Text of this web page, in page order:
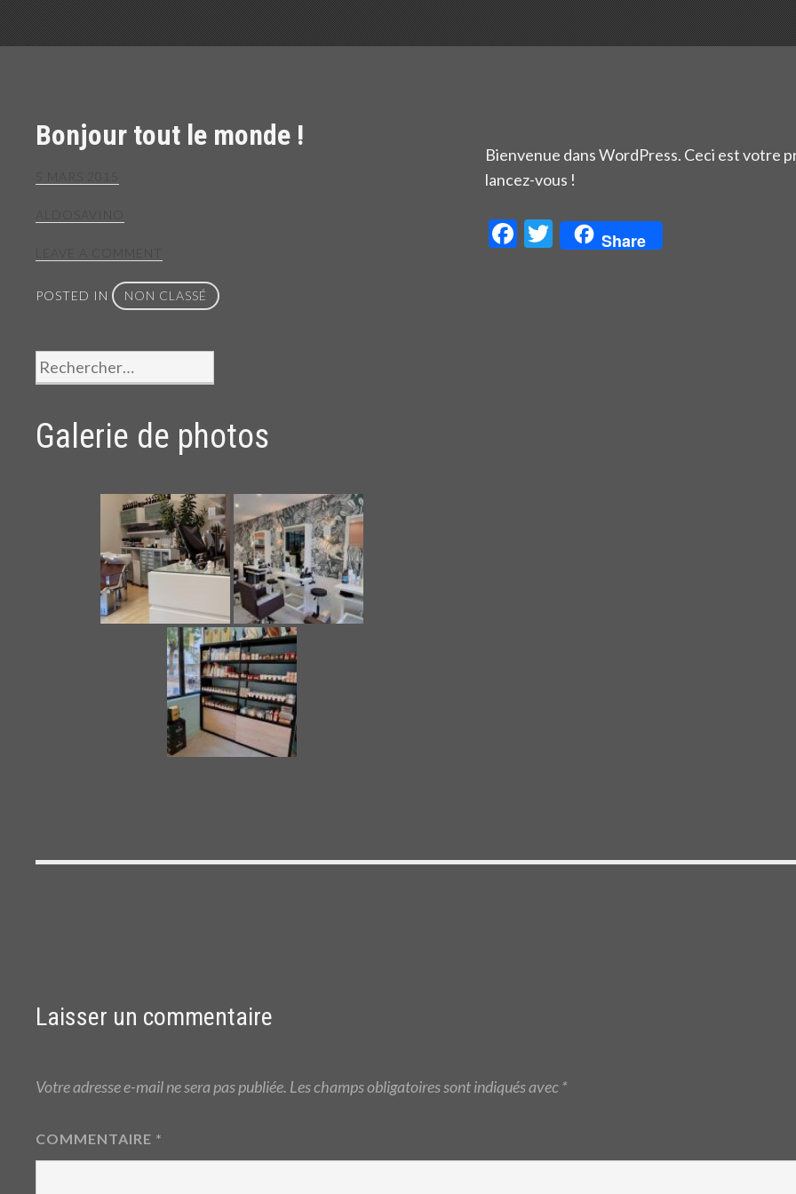
Bonjour tout le monde !
POSTED IN NON CLASSÉ
Rechercher :
Galerie de photos
Bienvenue dans WordPress. Ceci est votre
lancez-vous !
Facebook
Twitter
Share
navigation
Laisser un commentaire
Votre adresse e-mail ne sera pas publiée. Les champs obligatoires sont indiqués avec *
COMMENTAIRE *